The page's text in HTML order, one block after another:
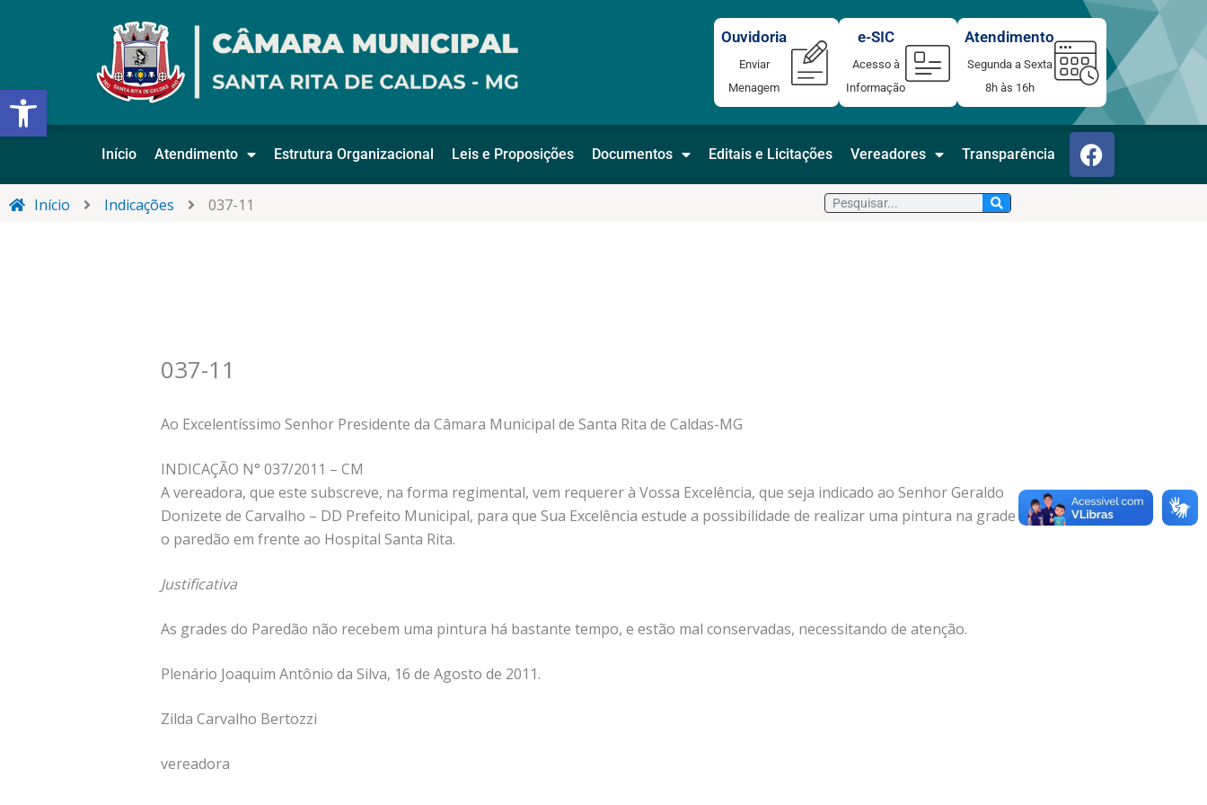
Abrir a barra de ferramentas
Atendimento
Segunda a Sexta
8h às 16h
e-SIC
Acesso à
Informação
Ouvidoria
Enviar
Menagem
Início Atendimento Estrutura Organizacional Leis e Proposições Documentos Editais e Licitações Vereadores Transparência F
a
c
Início Indicações 037-11 Pesquisar
037-11
Ao Excelentíssimo Senhor Presidente da Câmara Municipal de Santa Rita de Caldas-MG
INDICAÇÃO N° 037/2011 – CM
A vereadora, que este subscreve, na forma regimental, vem requerer à Vossa Excelência, que seja indicado ao Senhor Geraldo
Donizete de Carvalho – DD Prefeito Municipal, para que Sua Excelência estude a possibilidade de realizar uma pintura na grade sob
o paredão em frente ao Hospital Santa Rita.
Justificativa
As grades do Paredão não recebem uma pintura há bastante tempo, e estão mal conservadas, necessitando de atenção.
Plenário Joaquim Antônio da Silva, 16 de Agosto de 2011.
Zilda Carvalho Bertozzi
vereadora